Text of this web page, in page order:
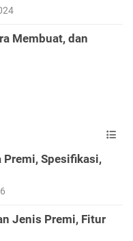
Membuat, dan
Spesifikasi,
Jenis Premi, Fitur